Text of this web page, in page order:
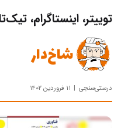
توییتر، اینستاگرام،
شاخ‌دار
درستی‌سنجی ۱۱ فروردین ۱۴۰۲